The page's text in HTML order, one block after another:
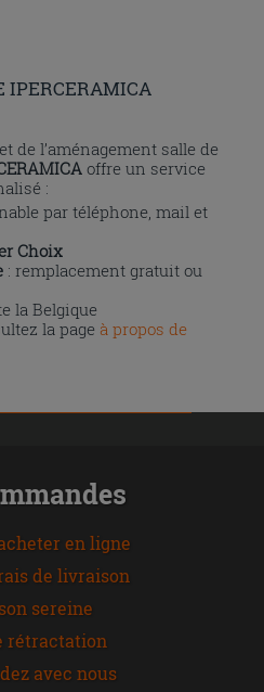
IPERCERAMICA
de l’aménagement salle de
offre un service
:
par téléphone, mail et
Choix
: remplacement gratuit ou
la Belgique
la page à propos de
en ligne
de livraison
sereine
rétractation
avec nous